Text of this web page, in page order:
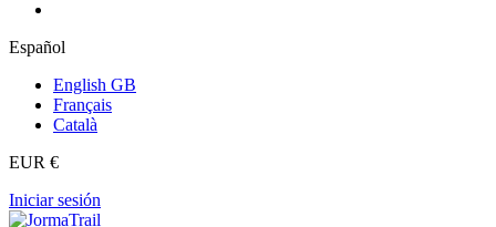
Español
English GB
Français
Català
EUR €
Iniciar sesión